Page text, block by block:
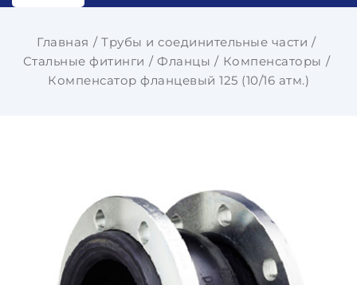
Главная
Трубы и соединительные части
Стальные фитинги
Фланцы
Компенсаторы
Компенсатор фланцевый 125 (10/16 атм.)